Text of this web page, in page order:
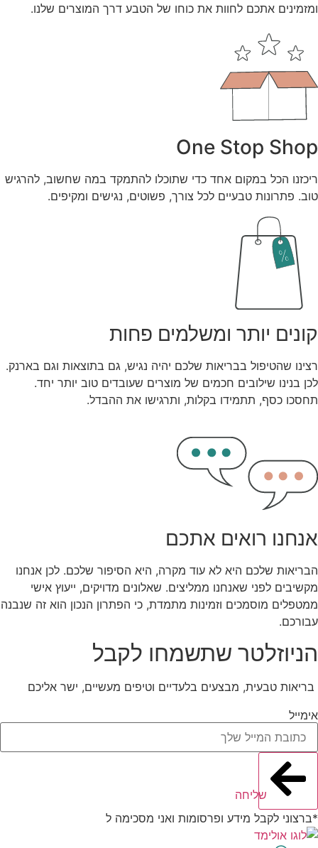
ומזמינים אתכם לחוות את כוחו של הטבע דרך המוצרים שלנו.
One Stop Shop
ריכזנו הכל במקום אחד כדי שתוכלו להתמקד במה שחשוב, להרגיש
טוב. פתרונות טבעיים לכל צורך, פשוטים, נגישים ומקיפים.
קונים יותר ומשלמים פחות
רצינו שהטיפול בבריאות שלכם יהיה נגיש, גם בתוצאות וגם בארנק.
לכן בנינו שילובים חכמים של מוצרים שעובדים טוב יותר יחד.
תחסכו כסף, תתמידו בקלות, ותרגישו את ההבדל.
אנחנו רואים אתכם
הבריאות שלכם היא לא עוד מקרה, היא הסיפור שלכם. לכן אנחנו
מקשיבים לפני שאנחנו ממליצים. שאלונים מדויקים, ייעוץ אישי
ממטפלים מוסמכים וזמינות מתמדת, כי הפתרון הנכון הוא זה שנבנה
עבורכם.
הניוזלטר שתשמחו לקבל
בריאות טבעית, מבצעים בלעדיים וטיפים מעשיים, ישר אליכם
אימייל
שליחה
*ברצוני לקבל מידע ופרסומות ואני מסכימה ל